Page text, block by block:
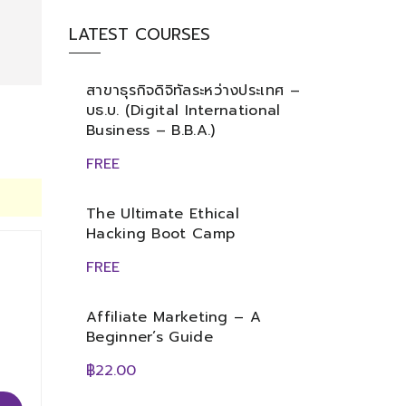
LATEST COURSES
สาขาธุรกิจดิจิทัลระหว่างประเทศ –
บธ.บ. (Digital International
Business – B.B.A.)
FREE
The Ultimate Ethical
Hacking Boot Camp
FREE
Affiliate Marketing – A
Beginner’s Guide
฿22.00